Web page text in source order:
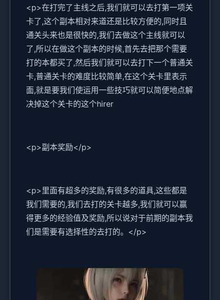
<p>在打完了主线之后,我们就可以去打第一项关
卡了,这个副本相对来道还是比较方便的,同时且
通关头来也是很快的,我们去做这个主线就可以
了,所以在做这个副本的时候,首先去把那个需要
打的本都买了,然后我们就可以去打下一个普通关
卡,普通关卡的难度比较简单,在这个关卡里表示
面,就是要我们使运用一些技巧就可以简便地点解
决掉这个关卡的这个hirer
<p>副本奖励</p>
<p>里面有超多的奖励,有很多的道具,这些都是
我们需要的,我们去打的关卡越多,我们就可以赢
得更多的经验值及奖励,所以说对于前期的副本我
们是需要有选择性的去打的。</p>